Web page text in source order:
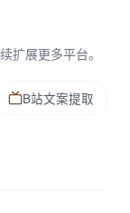
扩展更多平台。
B站文案提取